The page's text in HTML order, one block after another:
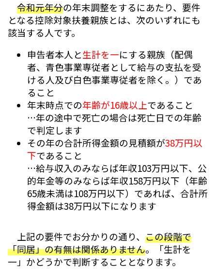
令和元年分の年末調整をするにあたり、要件
となる控除対象扶養親族とは、次のいずれにも
該当する人です。
申告者本人と生計を一にする親族（配偶
者、青色事業専従者として給与の支払を受
ける人及び白色事業専従者を除く。）であ
ること
年末時点での年齢が16歳以上であること
…年の途中で死亡の場合は死亡日での年齢
で判定します
その年の合計所得金額の見積額が38万円以
下であること
…給与収入のみならば年収103万円以下、公
的年金等のみならば年収158万円以下（年齢
65歳未満は108万円以下）であれば、合計所
得金額は38万円以下になります
上記の要件でお分かりの通り、 この段階で
「同居」の有無は関係ありません。「生計を
一」かどうかで判断することとなります。